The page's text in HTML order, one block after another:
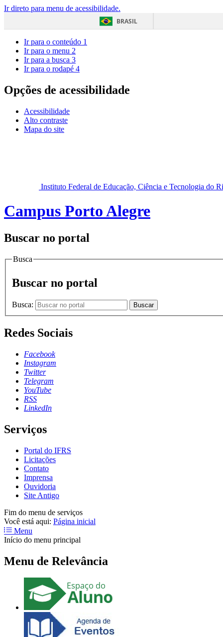
Ir direto para menu de acessibilidade.
BRASIL
Ir para o conteúdo 1
Ir para o menu 2
Ir para a busca 3
Ir para o rodapé 4
Opções de acessibilidade
Acessibilidade
Alto contraste
Mapa do site
Instituto Federal de Educação, Ciência e Tecnologia do
Campus Porto Alegre
Buscar no portal
Busca
Buscar no portal
Busca: Buscar
Redes Sociais
Facebook
Instagram
Twitter
Telegram
YouTube
RSS
LinkedIn
Serviços
Portal do IFRS
Licitações
Contato
Imprensa
Ouvidoria
Site Antigo
Fim do menu de serviços
Você está aqui: Página inicial
Menu
Início do menu principal
Menu de Relevância